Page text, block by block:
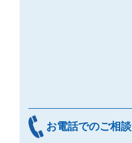
お電話でのご相談